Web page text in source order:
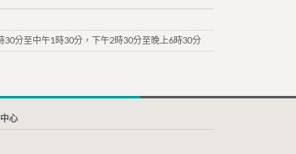
分至中午1時30分，下午2時30分至晚上6時30分
心